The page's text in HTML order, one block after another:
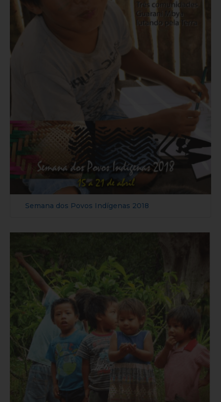
Semana dos Povos Indígenas 2018